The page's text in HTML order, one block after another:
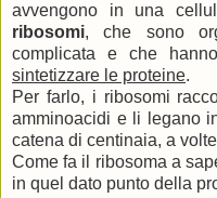
avvengono in una
ribosomi, che sono
complicata e che
sintetizzare le proteine.
Per farlo, i ribosomi
amminoacidi e li legano
catena di centinaia, a
Come fa il ribosoma a
in quel dato punto della